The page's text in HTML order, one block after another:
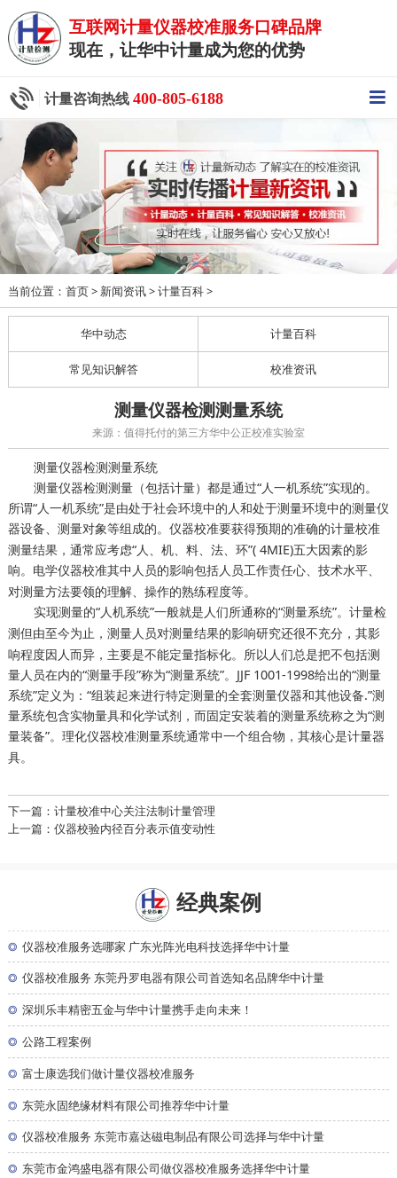
互联网计量仪器校准服务口碑品牌
现在，让华中计量成为您的优势
计量咨询热线 400-805-6188
当前位置： 首页> 新闻资讯> 计量百科>
华中动态 计量百科
常见知识解答 校准资讯
测量仪器检测测量系统
来源：值得托付的第三方华中公正校准实验室
测量仪器检测测量系统
测量仪器检测测量（包括计量）都是通过“人一机系统”实现的。
所谓“人一机系统”是由处于社会环境中的人和处于测量环境中的测量仪
器设备、测量对象等组成的。 仪器校准要获得预期的准确的计量校准
测量结果，通常应考虑“人、机、料、法、环”( 4MIE)五大因素的影
响。
电学仪器校准其中人员的影响包括人员工作责任心、技术水平、
对测量方法要领的理解、操作的熟练程度等。
实现测量的“人机系统”一般就是人们所通称的“测量系统”。 计量检
测但由至今为止，测量人员对测量结果的影响研究还很不充分，其影
响程度因人而异，主要是不能定量指标化。所以人们总是把不包括测
量人员在内的“测量手段”称为“测量系统”。JJF 1001-1998给出的“测量
系统”定义为：“组装起来进行特定测量的全套测量仪器和其他设备.”测
量系统包含实物量具和化学试剂，而固定安装着的测量系统称之为“测
量装备”。 理化仪器校准测量系统通常中一个组合物，其核心是计量器
具。
下一篇：计量校准中心关注法制计量管理
上一篇：仪器校验内径百分表示值变动性
经典案例
◎ 仪器校准服务选哪家 广东光阵光电科技选择华中计量
◎ 仪器校准服务 东莞丹罗电器有限公司首选知名品牌华中计量
◎ 深圳乐丰精密五金与华中计量携手走向未来！
◎ 公路工程案例
◎ 富士康选我们做计量仪器校准服务
◎ 东莞永固绝缘材料有限公司推荐华中计量
◎ 仪器校准服务 东莞市嘉达磁电制品有限公司选择与华中计量
◎ 东莞市金鸿盛电器有限公司做仪器校准服务选择华中计量